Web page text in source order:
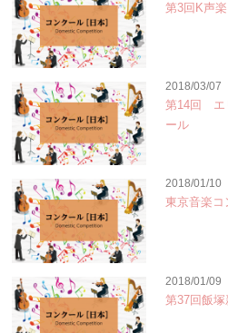
第3回K声
2018/03/07
第14回 エ
ール
2018/01/10
東京音楽コ
2018/01/09
第37回飯